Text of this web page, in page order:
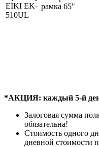
рамка 65"
*АКЦИЯ: каждый 5-й
Залоговая сумма
обязательна!
Стоимость одного
дневной стоимости